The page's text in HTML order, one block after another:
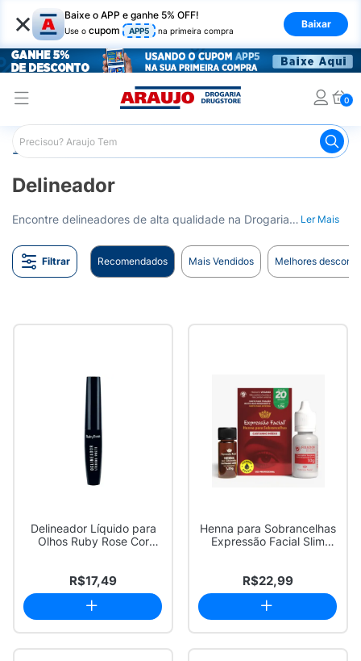
× Baixe o APP e ganhe 5% OFF!
Use o cupom APP5 na primeira compra
Baixar
0
Araujo Maquiagem
Delineador
Encontre delineadores de alta qualidade na Drogaria Araujo para um olhar marcante e definido. Entrega para todo o Brasil. Ler Mais
Filtrar Recomendados Mais Vendidos Melhores
Delineador Líquido para
Olhos Ruby Rose Cor
R$17,49
Henna para Sobrancelhas
Expressão Facial Slim
R$22,99